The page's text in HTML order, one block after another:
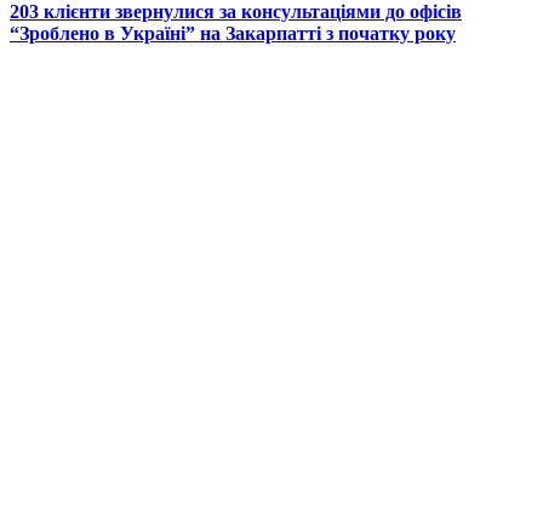
203 клієнти звернулися за консультаціями до офісів
“Зроблено в Україні” на Закарпатті з початку року